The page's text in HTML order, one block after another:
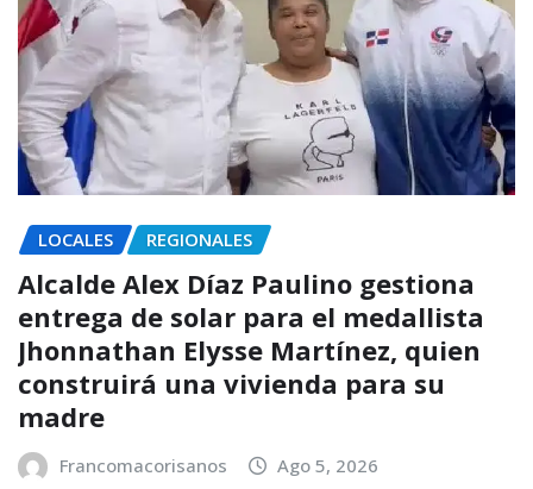
LOCALES REGIONALES
Alcalde Alex Díaz Paulino gestiona
entrega de solar para el medallista
Jhonnathan Elysse Martínez, quien
construirá una vivienda para su
madre
Francomacorisanos Ago 5, 2026